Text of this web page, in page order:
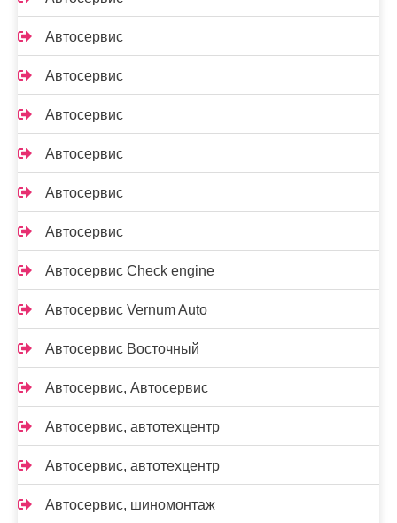
Автосервис
Автосервис
Автосервис
Автосервис
Автосервис
Автосервис
Автосервис Check engine
Автосервис Vernum Auto
Автосервис Восточный
Автосервис, Автосервис
Автосервис, автотехцентр
Автосервис, автотехцентр
Автосервис, шиномонтаж